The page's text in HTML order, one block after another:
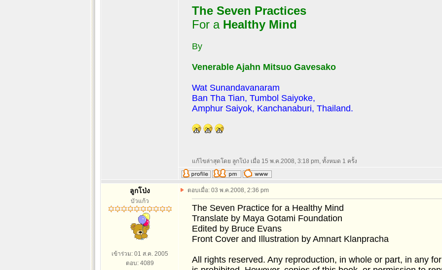
The Seven Practices
For a Healthy Mind
By
Venerable Ajahn Mitsuo Gavesako
Wat Sunandavanaram
Ban Tha Tian, Tumbol Saiyoke,
Amphur Saiyok, Kanchanaburi, Thailand.
แก้ไขล่าสุดโดย ลูกโป่ง เมื่อ 15 พ.ค.2008, 3:18 pm, ทั้งหมด 1 ครั้ง
ลูกโป่ง
บัวแก้ว
เข้าร่วม: 01 ส.ค. 2005
ตอบ: 4089
ตอบเมื่อ: 03 พ.ค.2008, 2:36 pm
The Seven Practice for a Healthy Mind
Translate by Maya Gotami Foundation
Edited by Bruce Evans
Front Cover and Illustration by Amnart Klanpracha
All rights reserved. Any reproduction, in whole or part, in any